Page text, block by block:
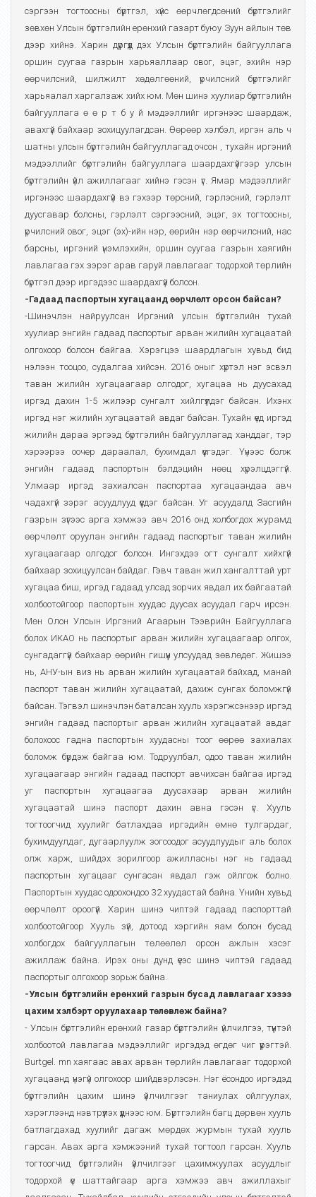
сэргээн тогтоосны бүртгэл, хүйс өөрчлөгдсөний бүртгэлийг
зөвхөн Улсын бүртгэлийн ерөнхий газарт буюу Зуун айлын төв
дээр хийнэ. Харин дүүргүүд дэх Улсын бүртгэлийн байгууллага
оршин суугаа газрын харьяаллаар овог, эцэг, эхийн нэр
өөрчилсний, шилжилт хөдөлгөөний, үрчилсний бүртгэлийг
харьяалал харгалзаж хийх юм. Мөн шинэ хуулиар бүртгэлийн
байгууллага ө ө р т б у й мэдээллийг иргэнээс шаардаж,
авахгүй байхаар зохицуулагдсан. Өөрөөр хэлбэл, иргэн аль ч
шатны улсын бүртгэлийн байгууллагад очсон , тухайн иргэний
мэдээллийг бүртгэлийн байгууллага шаардахгүйгээр улсын
бүртгэлийн үйл ажиллагааг хийнэ гэсэн үг. Ямар мэдээллийг
иргэнээс шаардахгүй вэ гэхээр төрсний, гэрлэсний, гэрлэлт
дуусгавар болсны, гэрлэлт сэргээсний, эцэг, эх тогтоосны,
үрчилсний овог, эцэг (эх)-ийн нэр, өөрийн нэр өөрчилсний, нас
барсны, иргэний үнэмлэхийн, оршин суугаа газрын хаягийн
лавлагаа гэх зэрэг арав гаруй лавлагааг тодорхой төрлийн
бүртгэл дээр иргэдээс шаардахгүй болсон.
-Гадаад паспортын хугацаанд өөрчлөлт орсон байсан?
-Шинэчлэн найруулсан Иргэний улсын бүртгэлийн тухай
хуулиар энгийн гадаад паспортыг арван жилийн хугацаатай
олгохоор болсон байгаа. Хэрэгцээ шаардлагын хувьд бид
нэлээн тооцоо, судалгаа хийсэн. 2016 оныг хүртэл нэг эсвэл
таван жилийн хугацаагаар олгодог, хугацаа нь дуусахад
иргэд дахин 1-5 жилээр сунгалт хийлгүүлдэг байсан. Ихэнх
иргэд нэг жилийн хугацаатай авдаг байсан. Тухайн үед иргэд
жилийн дараа эргээд бүртгэлийн байгууллагад ханддаг, тэр
хэрээрээ оочер дараалал, бухимдал үүсгэдэг. Үүнээс болж
энгийн гадаад паспортын бэлдэцийн нөөц хүрэлцдэггүй.
Улмаар иргэд захиалсан паспортаа хугацаандаа авч
чадахгүй зэрэг асуудлууд үүсдэг байсан. Уг асуудалд Засгийн
газрын зүгээс арга хэмжээ авч 2016 онд холбогдох журамд
өөрчлөлт оруулан энгийн гадаад паспортыг таван жилийн
хугацаагаар олгодог болсон. Ингэхдээ огт сунгалт хийхгүй
байхаар зохицуулсан байдаг. Гэвч таван жил хангалттай урт
хугацаа биш, иргэд гадаад улсад зорчих явдал их байгаатай
холбоотойгоор паспортын хуудас дуусах асуудал гарч ирсэн.
Мөн Олон Улсын Иргэний Агаарын Тээврийн Байгууллага
болох ИКАО нь паспортыг арван жилийн хугацаагаар олгох,
сунгадаггүй байхаар өөрийн гишүүн улсуудад зөвлөдөг. Жишээ
нь, АНУ-ын виз нь арван жилийн хугацаатай байхад, манай
паспорт таван жилийн хугацаатай, дахиж сунгах боломжгүй
байсан. Тэгвэл шинэчлэн баталсан хууль хэрэгжсэнээр иргэд
энгийн гадаад паспортыг арван жилийн хугацаатай авдаг
болохоос гадна паспортын хуудасны тоог өөрөө захиалах
боломж бүрдэж байгаа юм. Тодруулбал, одоо таван жилийн
хугацаагаар энгийн гадаад паспорт авчихсан байгаа иргэд
уг паспортын хугацаагаа дуусахаар арван жилийн
хугацаатай шинэ паспорт дахин авна гэсэн үг. Хууль
тогтоогчид хуулийг батлахдаа иргэдийн өмнө тулгардаг,
бухимдуулдаг, дугаарлуулж зогсоодог асуудлуудыг аль болох
олж харж, шийдэх зорилгоор ажилласны нэг нь гадаад
паспортын хугацааг сунгасан явдал гэж ойлгож болно.
Паспортын хуудас одоохондоо 32 хуудастай байна. Үнийн хувьд
өөрчлөлт ороогүй. Харин шинэ чиптэй гадаад паспорттай
холбоотойгоор Хууль зүй, дотоод хэргийн яам болон бусад
холбогдох байгууллагын төлөөлөл орсон ажлын хэсэг
ажиллаж байна. Ирэх оны дунд үеэс шинэ чиптэй гадаад
паспортыг олгохоор зорьж байна.
-Улсын бүртгэлийн ерөнхий газрын бусад лавлагааг хэзээ
цахим хэлбэрт оруулахаар төлөвлөж байна?
- Улсын бүртгэлийн ерөнхий газар бүртгэлийн үйлчилгээ, түүнтэй
холбоотой лавлагаа мэдээллийг иргэдэд өгдөг чиг үүрэгтэй.
Burtgel. mn хаягаас авах арван төрлийн лавлагааг тодорхой
хугацаанд үнэгүй олгохоор шийдвэрлэсэн. Нэг ёсондоо иргэдэд
бүртгэлийн цахим шинэ үйлчилгээг таниулах ойлгуулах,
хэрэглээнд нэвтрүүлэх үүднээс юм. Бүртгэлийн багц дөрвөн хууль
батлагдахад хуулийг дагаж мөрдөх журмын тухай хууль
гарсан. Авах арга хэмжээний тухай тогтоол гарсан. Хууль
тогтоогчид бүртгэлийн үйлчилгээг цахимжуулах асуудлыг
тодорхой үе шаттайгаар арга хэмжээ авч ажиллахыг